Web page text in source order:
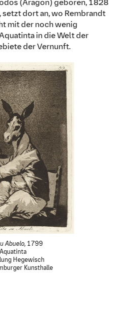
(Aragon) geboren, 1828
dort an, wo Rembrandt
mit der noch wenig
in die Welt der
der Vernunft.
Abuelo, 1799
Aquatinta
Hegewisch
Kunsthalle